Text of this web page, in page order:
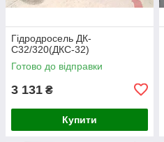
Гідродросель ДК-
С32/320(ДКС-32)
Готово до відправки
3 131 ₴
Купити